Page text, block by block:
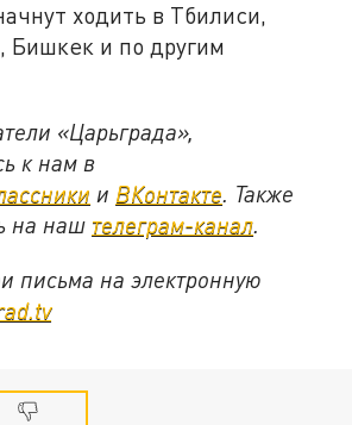
ходить в Тбилиси,
Бишкек и по другим
«Царьграда»,
к нам в
и ВКонтакте. Также
на наш телеграм-канал.
письма на электронную